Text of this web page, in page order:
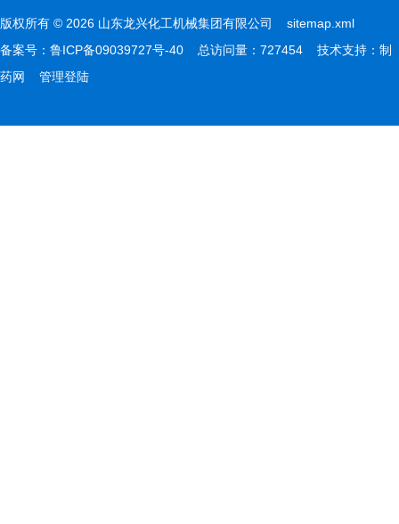
版权所有 © 2026 山东龙兴化工机械集团有限公司 sitemap.xml
备案号： 鲁ICP备09039727号-40 总访问量：727454 技术支持： 制
药网
管理登陆